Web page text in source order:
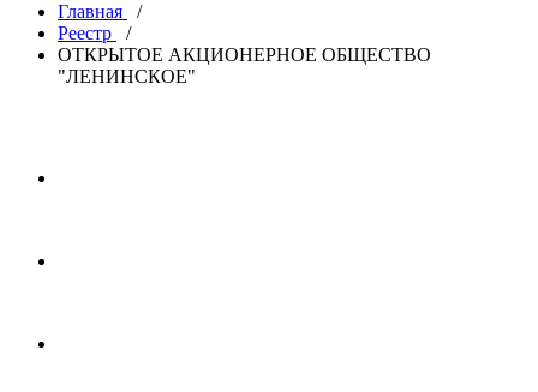
Главная
/
Реестр
/
ОТКРЫТОЕ АКЦИОНЕРНОЕ ОБЩЕСТВО
"ЛЕНИНСКОЕ"